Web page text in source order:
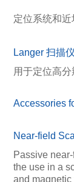
定位系统和
Langer 扫描仪
用于定位高
Accessories
Near-field
Passive
the use in a
and